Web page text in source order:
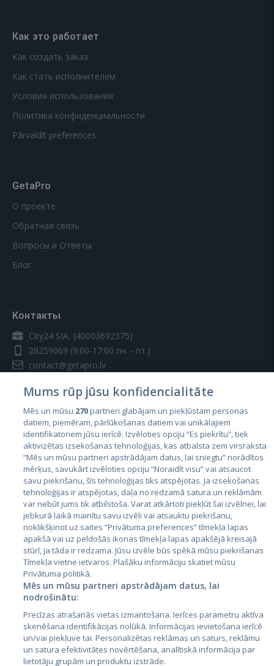
Как это работает
Как создать заказ
Как стать исполнителем
Условия использования
Политика конфиденциальности
Pārvaldīt preferences
GetaPro
О проекте
Обратная связь
Вопросы и Ответы
Блог
Контакты
City24 SIA, (40003692375)
28259069 (9:00-17:00 пн. - пт.)
contact@getapro.lv
Страны
Эстония
Латвия
Литва
City24.lv
City24.ee
GetaPro.lv
GetaPro.ee
CVbankas.lt
Kainos.lt
Paslaugos.lt
auto24.ee
Mums rūp jūsu konfidencialitāte
Mēs un mūsu 270partneri glabājam un piekļūstam personas
datiem, piemēram, pārlūkošanas datiem vai unikālajiem
identifikatoriem jūsu ierīcē. Izvēloties opciju “Es piekrītu”, tiek
aktivizētas izsekošanas tehnoloģijas, kas atbalsta zem virsraksta
“Mēs un mūsu partneri apstrādājam datus, lai sniegtu” norādītos
mērķus, savukārt izvēloties opciju “Noraidīt visu” vai atsaucot
savu piekrišanu, šīs tehnoloģijas tiks atspējotas. Ja izsekošanas
tehnoloģijas ir atspējotas, daļa no redzamā satura un reklāmām
var nebūt jums tik atbilstoša. Varat atkārtoti piekļūt šai izvēlnei, lai
jebkurā laikā mainītu savu izvēli vai atsauktu piekrišanu,
noklikšķinot uz saites “Privātuma preferences” tīmekļa lapas
apakšā vai uz peldošās ikonas tīmekļa lapas apakšējā kreisajā
stūrī, ja tāda ir redzama. Jūsu izvēle būs spēkā mūsu piekrišanas
Tīmekļa vietne ietvaros. Plašāku informāciju skatiet mūsu
Privātuma politikā.
Mēs un mūsu partneri apstrādājam datus, lai
nodrošinātu:
Precīzas atrašanās vietas izmantošana. Ierīces parametru aktīva
skenēšana identifikācijas nolūkā. Informācijas ievietošana ierīcē
un/vai piekļuve tai. Personalizētas reklāmas un saturs, reklāmu
un satura efektivitātes novērtēšana, analītiskā informācija par
lietotāju grupām un produktu izstrāde.